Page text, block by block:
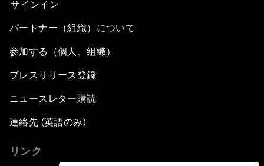
サインイン
パートナー（組織）について
参加する（個人、組織）
プレスリリース登録
ニュースレター購読
連絡先 (英語のみ)
リンク